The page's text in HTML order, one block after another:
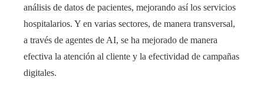
análisis de datos de pacientes, mejorando así los servicios
hospitalarios. Y en varias sectores, de manera transversal,
a través de agentes de AI, se ha mejorado de manera
efectiva la atención al cliente y la efectividad de campañas
digitales.